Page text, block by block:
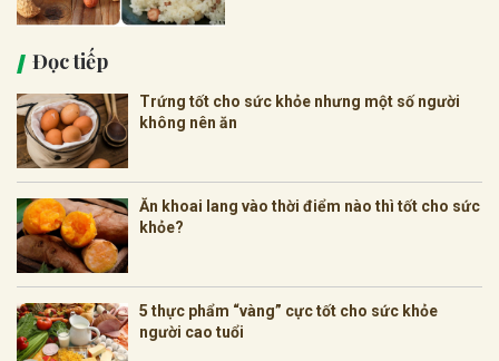
Đọc tiếp
Trứng tốt cho sức khỏe nhưng một số người
không nên ăn
Ăn khoai lang vào thời điểm nào thì tốt cho sức
khỏe?
5 thực phẩm “vàng” cực tốt cho sức khỏe
người cao tuổi